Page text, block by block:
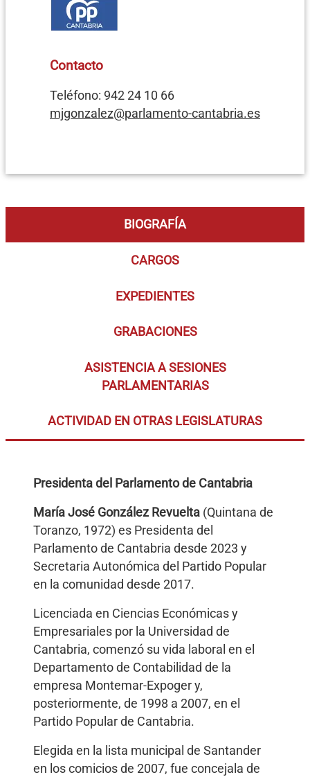
Contacto
Teléfono: 942 24 10 66
mjgonzalez@parlamento-cantabria.es
BIOGRAFÍA
CARGOS
EXPEDIENTES
GRABACIONES
ASISTENCIA A SESIONES
PARLAMENTARIAS
ACTIVIDAD EN OTRAS LEGISLATURAS
Presidenta del Parlamento de Cantabria
María José González Revuelta (Quintana de
Toranzo, 1972) es Presidenta del
Parlamento de Cantabria desde 2023 y
Secretaria Autonómica del Partido Popular
en la comunidad desde 2017.
Licenciada en Ciencias Económicas y
Empresariales por la Universidad de
Cantabria, comenzó su vida laboral en el
Departamento de Contabilidad de la
empresa Montemar-Expoger y,
posteriormente, de 1998 a 2007, en el
Partido Popular de Cantabria.
Elegida en la lista municipal de Santander
en los comicios de 2007, fue concejala de